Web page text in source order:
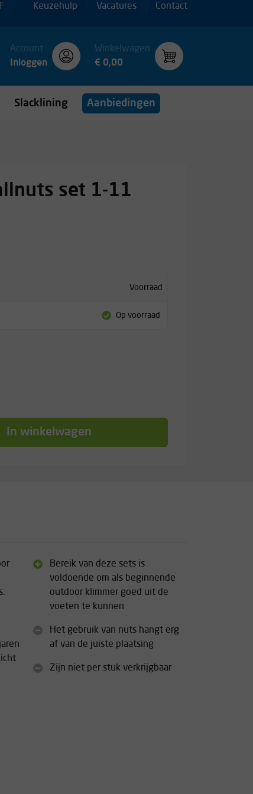
Keuzehulp Vacatures Contact
Account
Inloggen
Winkelwagen
€ 0,00
Slacklining Aanbiedingen
set 1-11
Voorraad
Op voorraad
In winkelwagen
Bereik van deze sets is
voldoende om als beginnende
outdoor klimmer goed uit de
voeten te kunnen
Het gebruik van nuts hangt erg
af van de juiste plaatsing
Zijn niet per stuk verkrijgbaar